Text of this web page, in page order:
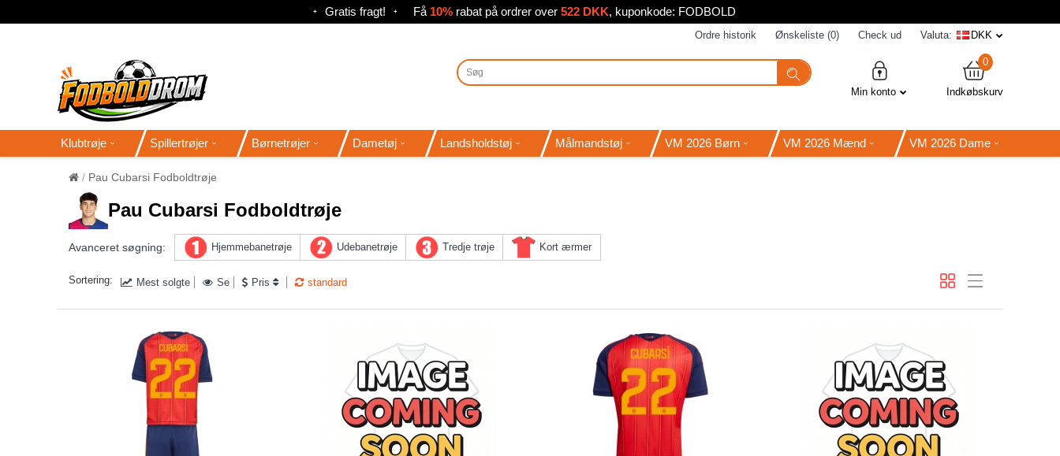
Gratis fragt! Få 10%rabat på ordrer over 522 DKK, kuponkode: FODBOLD
Ordre historik Ønskeliste (0) Check ud Valuta: DKK
Min konto
0
Indkøbskurv
Klubtrøje Spillertrøjer Børnetrøjer Dametøj Landsholdstøj Målmandstøj VM 2026 Børn VM 2026 Mænd VM 2026 Dame
Pau Cubarsi Fodboldtrøje
Pau Cubarsi Fodboldtrøje
Avanceret søgning: Hjemmebanetrøje Udebanetrøje Tredje trøje Kort ærmer
Sortering: Mest solgte Se Pris standard